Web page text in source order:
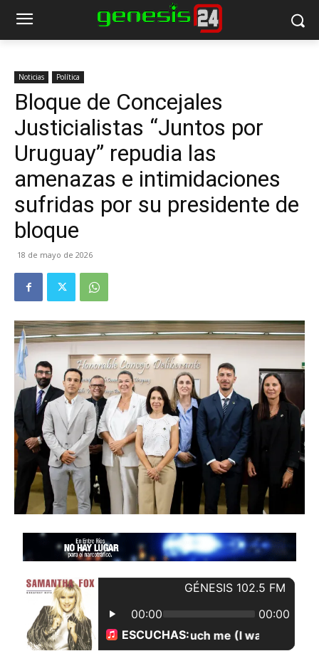
Noticias Política
Bloque de Concejales
Justicialistas “Juntos por
Uruguay” repudia las
amenazas e intimidaciones
sufridas por su presidente de
bloque
18 de mayo de 2026